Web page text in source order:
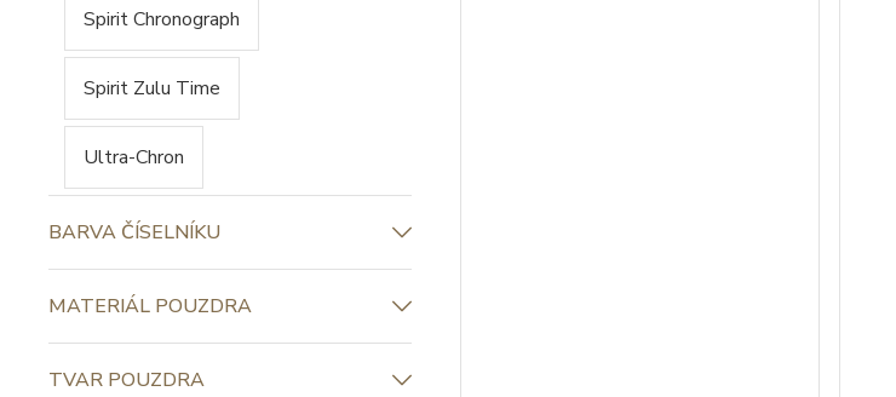
Spirit Chronograph
Spirit Zulu Time
Ultra-Chron
BARVA ČÍSELNÍKU
MATERIÁL POUZDRA
TVAR POUZDRA